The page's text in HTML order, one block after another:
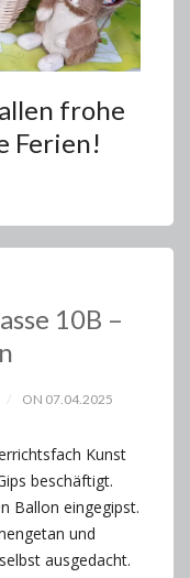
frohe
Ferien!
10B –
ON 07.04.2025
Kunst
beschäftigt.
Ballon eingegipst.
und
ausgedacht.